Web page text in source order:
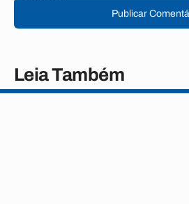
Publicar
Leia Também